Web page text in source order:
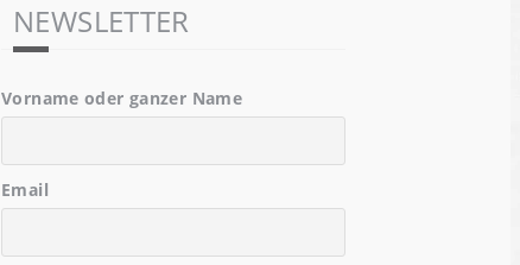
NEWSLETTER
Vorname oder ganzer Name
Email